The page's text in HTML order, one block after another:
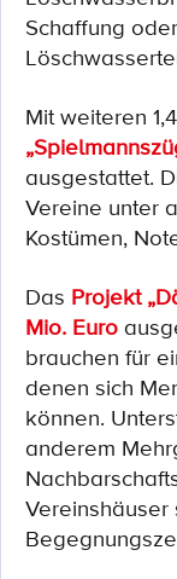
Schaffung
Mit weiteren
ausgestattet.
Vereine unter
Kostümen,
Das Projekt
Mio. Euro
brauchen für
denen sich
können.
anderem